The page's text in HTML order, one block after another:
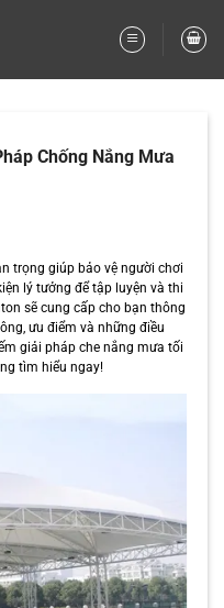
Chống Nắng Mưa
trọng giúp bảo vệ người chơi
lý tưởng để tập luyện và thi
sẽ cung cấp cho bạn thông
ưu điểm và những điều
giải pháp che nắng mưa tối
tìm hiểu ngay!